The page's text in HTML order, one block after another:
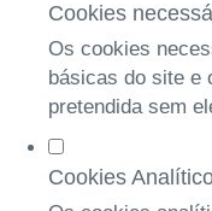
Cookies
Os cookies
básicas do site e
pretendida sem
Cookies